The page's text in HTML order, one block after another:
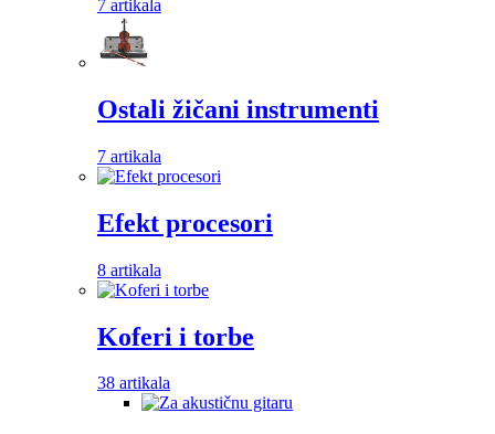
7 artikala
Ostali žičani instrumenti
7 artikala
Efekt procesori
8 artikala
Koferi i torbe
38 artikala